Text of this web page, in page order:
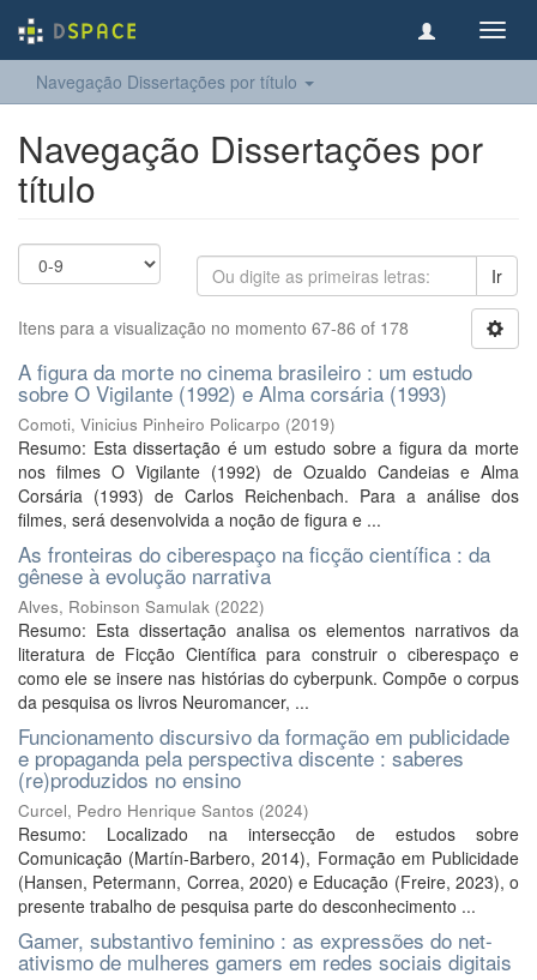
Navegação Dissertações por título
Navegação Dissertações por
título
Ir
Itens para a visualização no momento 67-86 of 178
A figura da morte no cinema brasileiro : um estudo
sobre O Vigilante (1992) e Alma corsária (1993)
Comoti, Vinicius Pinheiro Policarpo (2019)
Resumo: Esta dissertação é um estudo sobre a figura da morte
nos filmes O Vigilante (1992) de Ozualdo Candeias e Alma
Corsária (1993) de Carlos Reichenbach. Para a análise dos
filmes, será desenvolvida a noção de figura e ...
As fronteiras do ciberespaço na ficção científica : da
gênese à evolução narrativa
Alves, Robinson Samulak (2022)
Resumo: Esta dissertação analisa os elementos narrativos da
literatura de Ficção Científica para construir o ciberespaço e
como ele se insere nas histórias do cyberpunk. Compõe o corpus
da pesquisa os livros Neuromancer, ...
Funcionamento discursivo da formação em publicidade
e propaganda pela perspectiva discente : saberes
(re)produzidos no ensino
Curcel, Pedro Henrique Santos (2024)
Resumo: Localizado na intersecção de estudos sobre
Comunicação (Martín-Barbero, 2014), Formação em Publicidade
(Hansen, Petermann, Correa, 2020) e Educação (Freire, 2023), o
presente trabalho de pesquisa parte do desconhecimento ...
Gamer, substantivo feminino : as expressões do net-
ativismo de mulheres gamers em redes sociais digitais